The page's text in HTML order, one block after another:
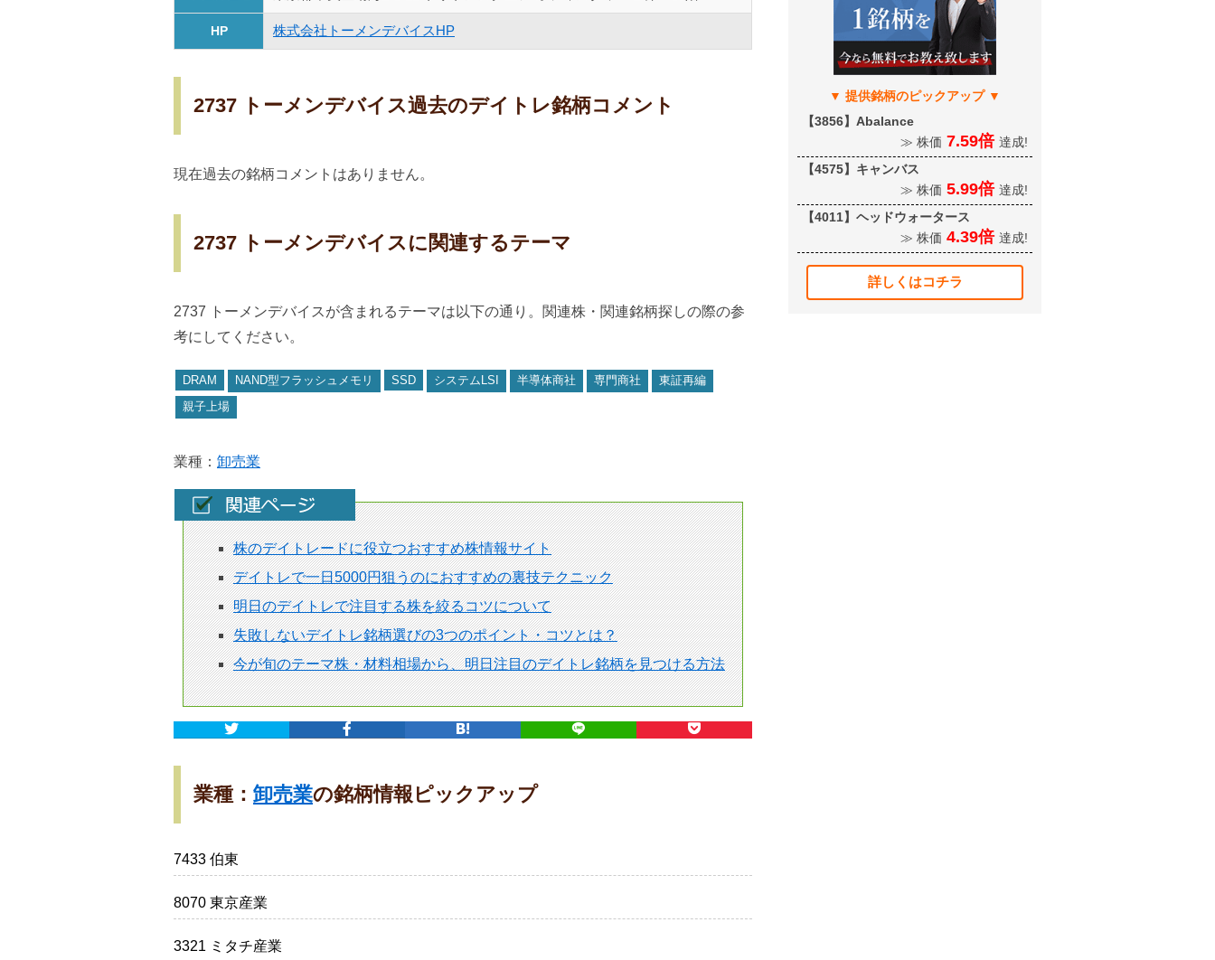
HP 株式会社トーメンデバイスHP
2737 トーメンデバイス過去のデイトレ銘柄コメント
現在過去の銘柄コメントはありません。
2737 トーメンデバイスに関連するテーマ
2737 トーメンデバイスが含まれるテーマは以下の通り。関連株・関連銘柄探しの際の参
考にしてください。
DRAM NAND型フラッシュメモリ SSD システムLSI 半導体商社 専門商社
東証再編
親子上場
業種： 卸売業
株のデイトレードに役立つおすすめ株情報サイト
デイトレで一日5000円狙うのにおすすめの裏技テクニック
明日のデイトレで注目する株を絞るコツについて
失敗しないデイトレ銘柄選びの3つのポイント・コツとは？
今が旬のテーマ株・材料相場から、明日注目のデイトレ銘柄を見つける方法
業種： 卸売業の銘柄情報ピックアップ
7433 伯東
8070 東京産業
3321 ミタチ産業
【3856】Abalance
≫ 株価 7.59倍 達成!
【4575】キャンバス
≫ 株価 5.99倍 達成!
【4011】ヘッドウォータース
≫ 株価 4.39倍 達成!
詳しくはコチラ